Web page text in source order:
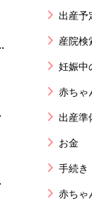
出産予
産院検
妊娠中
赤ちゃ
出産準
お金
手続き
赤ちゃ